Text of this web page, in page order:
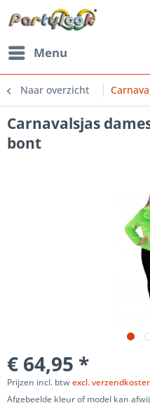
Menu
Naar overzicht
Carnavalsjas
bont
€ 64,95 *
Prijzen incl. btwexcl.
Afgebeelde kleur of model kan